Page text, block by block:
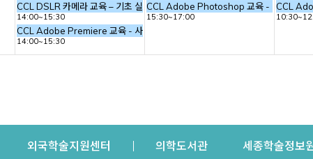
CCL DSLR 카메라 교육 – 기초 실내 촬영 (사진의 기본 요소, 카메라의 기본 구
14:00~15:30
CCL Adobe Premiere 교육 - 사진 스틸 작업
14:00~15:30
CCL Adobe Photoshop 교육 - 기본 툴 익
15:30~17:00
CCL
a new window
외국학술지원센터 Opens a new window
의학도서관Opens a new세종학술정보